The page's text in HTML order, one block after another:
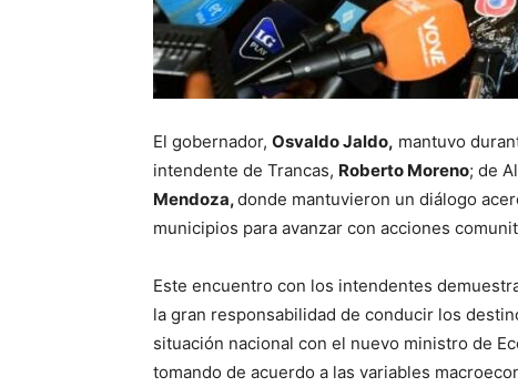
El gobernador, Osvaldo Jaldo, mantuvo
intendente de Trancas, Roberto Moreno; de
Mendoza,donde mantuvieron un diálogo
municipios para avanzar con acciones
Este encuentro con los intendentes
la gran responsabilidad de conducir los
situación nacional con el nuevo ministro de
tomando de acuerdo a las variables